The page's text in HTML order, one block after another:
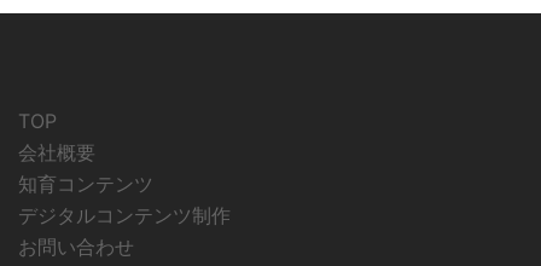
TOP
会社概要
知育コンテンツ
デジタルコンテンツ制作
お問い合わせ